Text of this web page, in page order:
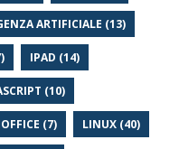
ARTIFICIALE (13)
IPAD (14)
(10)
(7) LINUX (40)